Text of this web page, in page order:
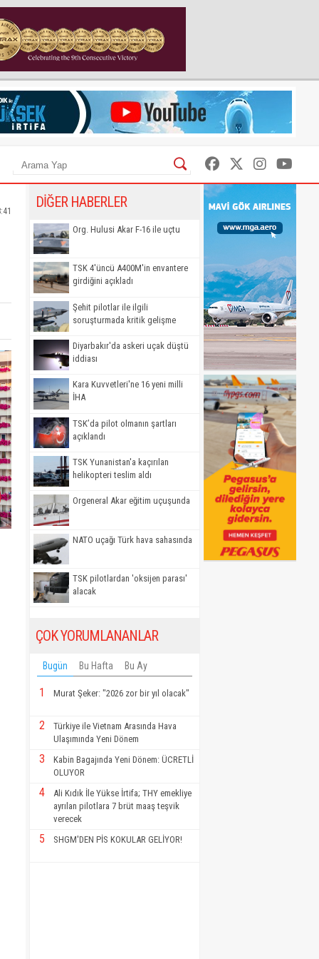
DİĞER HABERLER
Org. Hulusi Akar F-16 ile uçtu
TSK 4'üncü A400M'in envantere
girdiğini açıkladı
Şehit pilotlar ile ilgili
soruşturmada kritik gelişme
Diyarbakır'da askeri uçak düştü
iddiası
Kara Kuvvetleri'ne 16 yeni milli
İHA
TSK’da pilot olmanın şartları
açıklandı
TSK Yunanistan'a kaçırılan
helikopteri teslim aldı
Orgeneral Akar eğitim uçuşunda
NATO uçağı Türk hava sahasında
TSK pilotlardan 'oksijen parası'
alacak
ÇOK YORUMLANANLAR
Bugün Bu Hafta Bu Ay
1 Murat Şeker: "2026 zor bir yıl olacak"
2
Türkiye ile Vietnam Arasında Hava
Ulaşımında Yeni Dönem
3
Kabin Bagajında Yeni Dönem: ÜCRETLİ
OLUYOR
4
Ali Kıdık İle Yükse İrtifa; THY emekliye
ayrılan pilotlara 7 brüt maaş teşvik
verecek
5 SHGM'DEN PİS KOKULAR GELİYOR!